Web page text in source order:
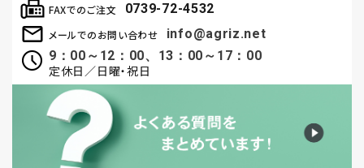
メールでのお問い合わせ
info@agriz.net
9：00～12：00、13：00～17：00
定休日／日曜・祝日
FAXでのご注文 0739-72-4532